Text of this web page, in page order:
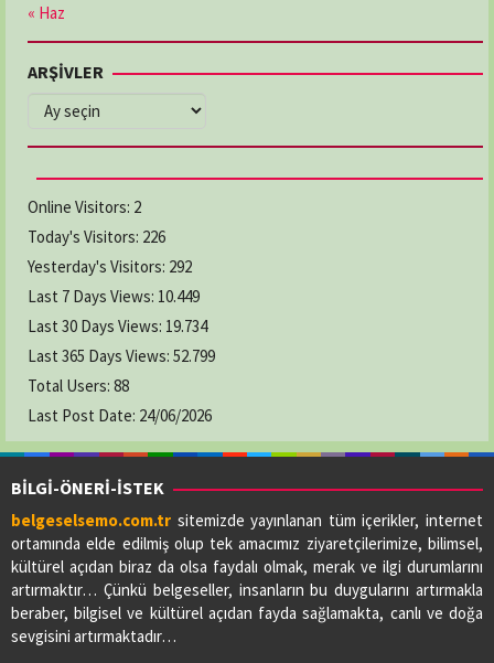
« Haz
ARŞİVLER
ARŞİVLER
Online Visitors: 2
Today's Visitors: 226
Yesterday's Visitors: 292
Last 7 Days Views: 10.449
Last 30 Days Views: 19.734
Last 365 Days Views: 52.799
Total Users: 88
Last Post Date: 24/06/2026
BİLGİ-ÖNERİ-İSTEK
belgeselsemo.com.tr sitemizde yayınlanan tüm içerikler, internet
ortamında elde edilmiş olup tek amacımız ziyaretçilerimize, bilimsel,
kültürel açıdan biraz da olsa faydalı olmak, merak ve ilgi durumlarını
artırmaktır… Çünkü belgeseller, insanların bu duygularını artırmakla
beraber, bilgisel ve kültürel açıdan fayda sağlamakta, canlı ve doğa
sevgisini artırmaktadır…